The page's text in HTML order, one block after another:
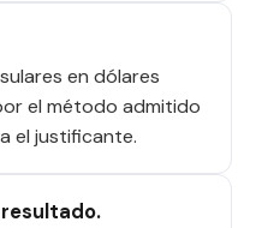
en dólares
el método admitido
el justificante.
resultado.